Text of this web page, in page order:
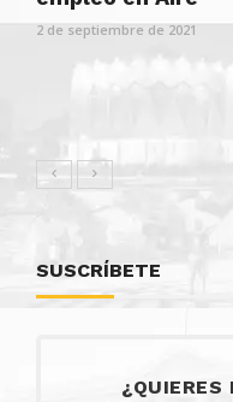
2 de septiembre de 2021
SUSCRÍBETE
¿QUIERES